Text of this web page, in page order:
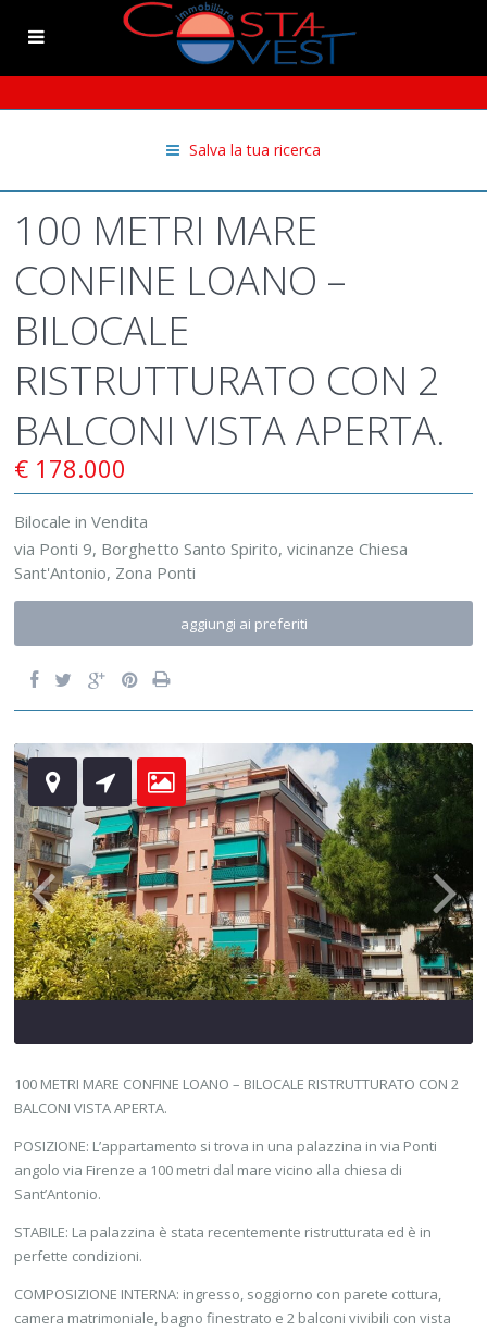
Salva la tua ricerca
100 METRI MARE
CONFINE LOANO –
BILOCALE
RISTRUTTURATO CON 2
BALCONI VISTA APERTA.
€ 178.000
Bilocale in Vendita
via Ponti 9, Borghetto Santo Spirito, vicinanze Chiesa
Sant'Antonio, Zona Ponti
aggiungi ai preferiti
100 METRI MARE CONFINE LOANO – BILOCALE RISTRUTTURATO CON 2
BALCONI VISTA APERTA.
POSIZIONE: L’appartamento si trova in una palazzina in via Ponti
angolo via Firenze a 100 metri dal mare vicino alla chiesa di
Sant’Antonio.
STABILE: La palazzina è stata recentemente ristrutturata ed è in
perfette condizioni.
COMPOSIZIONE INTERNA: ingresso, soggiorno con parete cottura,
camera matrimoniale, bagno finestrato e 2 balconi vivibili con vista